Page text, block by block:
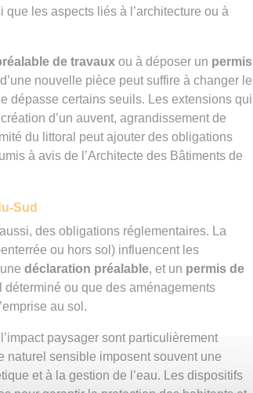
les aspects liés à l’architecture ou à
de travaux ou à déposer un permis
nouvelle pièce peut suffire à changer le
dépasse certains seuils. Les extensions qui
d’un auvent, agrandissement de
du littoral peut ajouter des obligations
à avis de l’Architecte des Bâtiments de
Sud
des obligations réglementaires. La
ou hors sol) influencent les
déclaration préalable, et un permis de
ou que des aménagements
au sol.
paysager sont particulièrement
naturel sensible imposent souvent une
et à la gestion de l’eau. Les dispositifs